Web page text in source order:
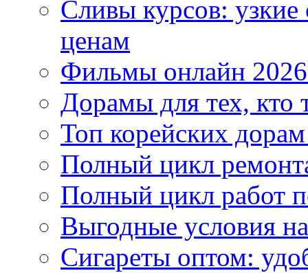
Сливы курсов:
ценам
Фильмы онлайн
Дорамы для тех, кто
Топ корейских
Полный цикл
Полный цикл работ
Выгодные условия
Сигареты оптом: